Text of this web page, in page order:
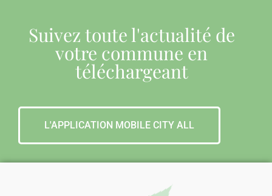
Suivez toute l'actualité de
votre commune en
téléchargeant
L'APPLICATION MOBILE CITY ALL